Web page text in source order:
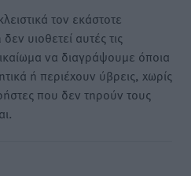
τον εκάστοτε
υιοθετεί αυτές τις
να διαγράψουμε όποια
ή περιέχουν ύβρεις, χωρίς
που δεν τηρούν τους